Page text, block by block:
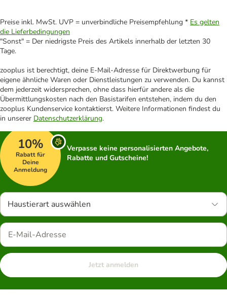
Preise inkl. MwSt. UVP = unverbindliche Preisempfehlung * Es gelten
die Lieferbedingungen
"Sonst" = Der niedrigste Preis des Artikels innerhalb der letzten 30
Tage.
zooplus ist berechtigt, deine E-Mail-Adresse für Direktwerbung für
eigene ähnliche Waren oder Dienstleistungen zu verwenden. Du kannst
dem jederzeit widersprechen, ohne dass hierfür andere als die
Übermittlungskosten nach den Basistarifen entstehen, indem du den
zooplus Kundenservice kontaktierst. Weitere Informationen findest du
in unserer Datenschutzerklärung.
10%
Rabatt für
Deine
Anmeldung
Verpasse keine personalisierten Angebote,
Rabatte und Gutscheine!
Haustierart auswählen
Jetzt anmelden